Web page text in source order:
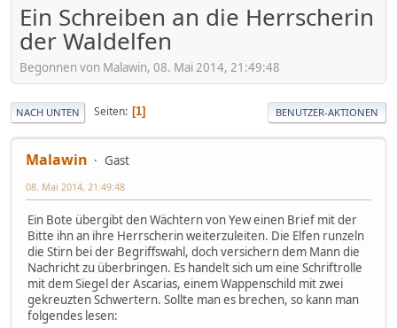
Ein Schreiben an die Herrscherin
der Waldelfen
Begonnen von Malawin, 08. Mai 2014, 21:49:48
NACH UNTEN Seiten 1 BENUTZER-AKTIONEN
Malawin Gast
08. Mai 2014, 21:49:48
Ein Bote übergibt den Wächtern von Yew einen Brief mit der
Bitte ihn an ihre Herrscherin weiterzuleiten. Die Elfen runzeln
die Stirn bei der Begriffswahl, doch versichern dem Mann die
Nachricht zu überbringen. Es handelt sich um eine Schriftrolle
mit dem Siegel der Ascarias, einem Wappenschild mit zwei
gekreuzten Schwertern. Sollte man es brechen, so kann man
folgendes lesen: